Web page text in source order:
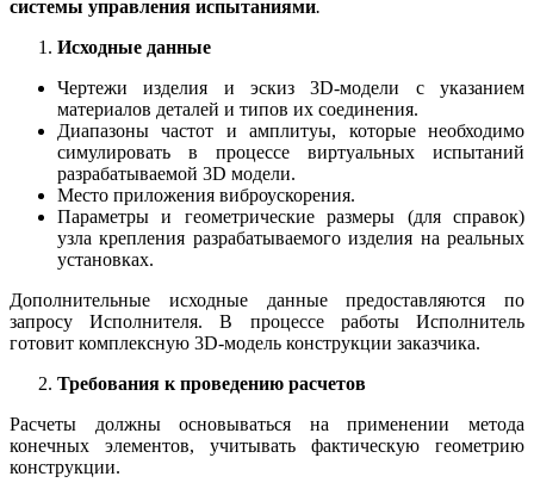
системы управления испытаниями.
Исходные данные
Чертежи изделия и эскиз 3D-модели с указанием
материалов деталей и типов их соединения.
Диапазоны частот и амплитуы, которые необходимо
симулировать в процессе виртуальных испытаний
разрабатываемой 3D модели.
Место приложения виброускорения.
Параметры и геометрические размеры (для справок)
узла крепления разрабатываемого изделия на реальных
установках.
Дополнительные исходные данные предоставляются по
запросу Исполнителя. В процессе работы Исполнитель
готовит комплексную 3D-модель конструкции заказчика.
Требования к проведению расчетов
Расчеты должны основываться на применении метода
конечных элементов, учитывать фактическую геометрию
конструкции.